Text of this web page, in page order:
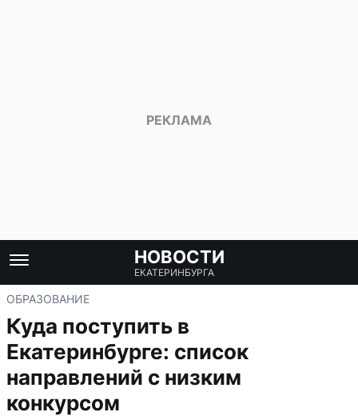
НОВОСТИ
ЕКАТЕРИНБУРГА
ОБРАЗОВАНИЕ
Куда поступить в
Екатеринбурге: список
направлений с низким
конкурсом